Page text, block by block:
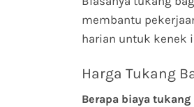
membantu
harian untuk kenek
Harga Tukang
Berapa biaya